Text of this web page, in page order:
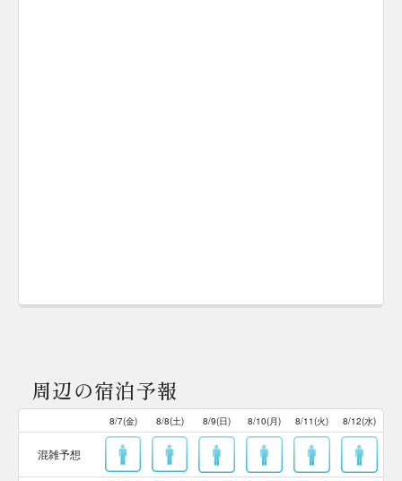
周辺の宿泊予報
8/7(金) 8/8(土) 8/9(日) 8/10(月) 8/11(火) 8/12(水)
混雑予想